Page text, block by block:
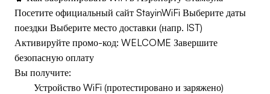
Посетите официальный сайт StayinWiFi Выберите даты
поездки Выберите место доставки (напр. IST)
Активируйте промо-код: WELCOME Завершите
безопасную оплату
Вы получите:
Устройство WiFi (протестировано и заряжено)